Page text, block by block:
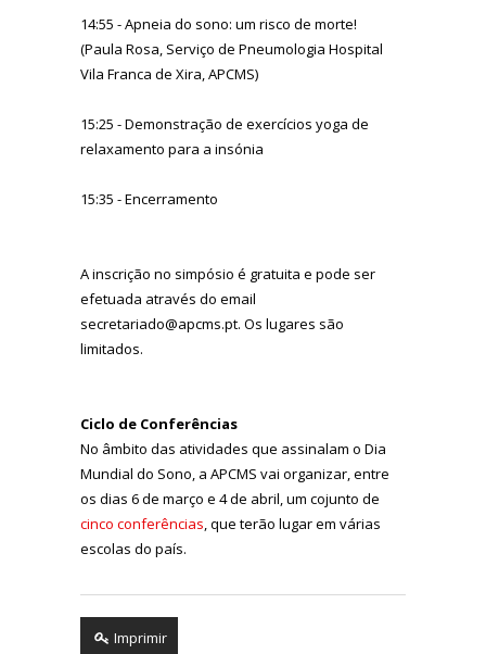
14:55 - Apneia do sono: um risco de morte!
(Paula Rosa, Serviço de Pneumologia Hospital
Vila Franca de Xira, APCMS)
15:25 - Demonstração de exercícios yoga de
relaxamento para a insónia
15:35 - Encerramento
A inscrição no simpósio é gratuita e pode ser
efetuada através do email
secretariado@apcms.pt. Os lugares são
limitados.
Ciclo de Conferências
No âmbito das atividades que assinalam o Dia
Mundial do Sono, a APCMS vai organizar, entre
os dias 6 de março e 4 de abril, um cojunto de
cinco conferências, que terão lugar em várias
escolas do país.
Imprimir